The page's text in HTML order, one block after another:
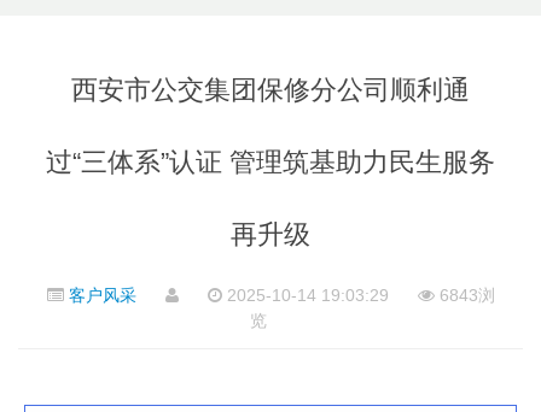
西安市公交集团保修分公司顺利通
过“三体系”认证 管理筑基助力民生服务
再升级
客户风采 2025-10-14 19:03:29
6843浏
览